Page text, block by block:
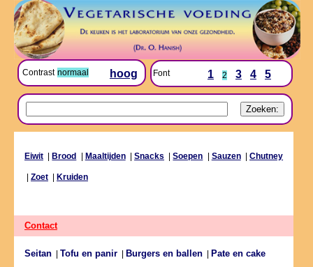
Contrast normaal hoog Font 1 2 3 4 5
Eiwit Brood Maaltijden|Snacks |Soepen Sauzen|Chutney
Zoet Kruiden
Contact
Seitan Tofu en panir Burgers en ballen Pate en cake